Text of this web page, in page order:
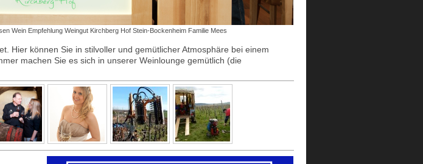
Wein Empfehlung Weingut Kirchberg Hof Stein-Bockenheim Familie Mees
Hier können Sie in stilvoller und gemütlicher Atmosphäre bei einem
machen Sie es sich in unserer Weinlounge gemütlich (die